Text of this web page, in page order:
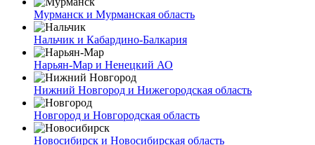
Мурманск и Мурманская область
Нальчик и Кабардино-Балкария
Нарьян-Мар и Ненецкий АО
Нижний Новгород и Нижегородская область
Новгород и Новгородская область
Новосибирск и Новосибирская область